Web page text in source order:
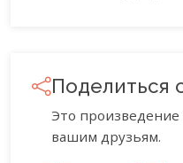
Поделиться
Это
вашим друзьям.